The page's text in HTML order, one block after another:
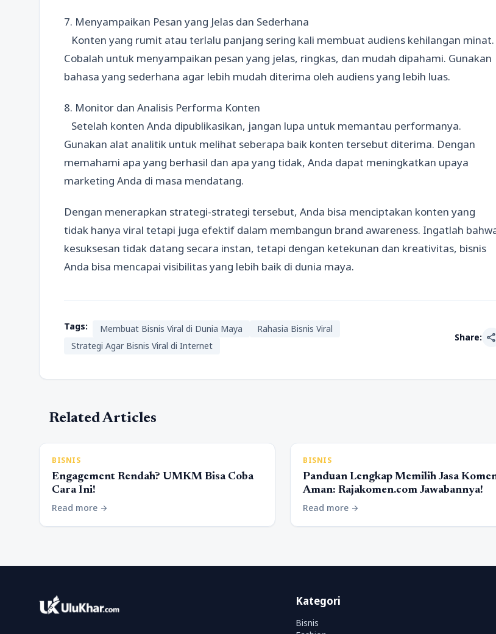
7. Menyampaikan Pesan yang Jelas dan Sederhana
Konten yang rumit atau terlalu panjang sering kali membuat audiens kehilangan minat.
Cobalah untuk menyampaikan pesan yang jelas, ringkas, dan mudah dipahami. Gunakan
bahasa yang sederhana agar lebih mudah diterima oleh audiens yang lebih luas.
8. Monitor dan Analisis Performa Konten
Setelah konten Anda dipublikasikan, jangan lupa untuk memantau performanya.
Gunakan alat analitik untuk melihat seberapa baik konten tersebut diterima. Dengan
memahami apa yang berhasil dan apa yang tidak, Anda dapat meningkatkan upaya
marketing Anda di masa mendatang.
Dengan menerapkan strategi-strategi tersebut, Anda bisa menciptakan konten yang
tidak hanya viral tetapi juga efektif dalam membangun brand awareness. Ingatlah
kesuksesan tidak datang secara instan, tetapi dengan ketekunan dan kreativitas, bisnis
Anda bisa mencapai visibilitas yang lebih baik di dunia maya.
Tags: Membuat Bisnis Viral di Dunia Maya
Rahasia Bisnis Viral
Strategi Agar Bisnis Viral di Internet
Share: share
Related Articles
BISNIS
Engagement Rendah? UMKM Bisa Coba
Cara Ini!
Read more arrow_forward
BISNIS
Panduan Lengkap Memilih Jasa
Aman: Rajakomen.com Jawabannya!
Read more arrow_forward
Kategori
Bisnis